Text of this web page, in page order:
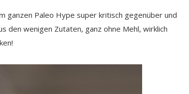
ganzen Paleo Hype super kritisch gegenüber und
den wenigen Zutaten, ganz ohne Mehl, wirklich